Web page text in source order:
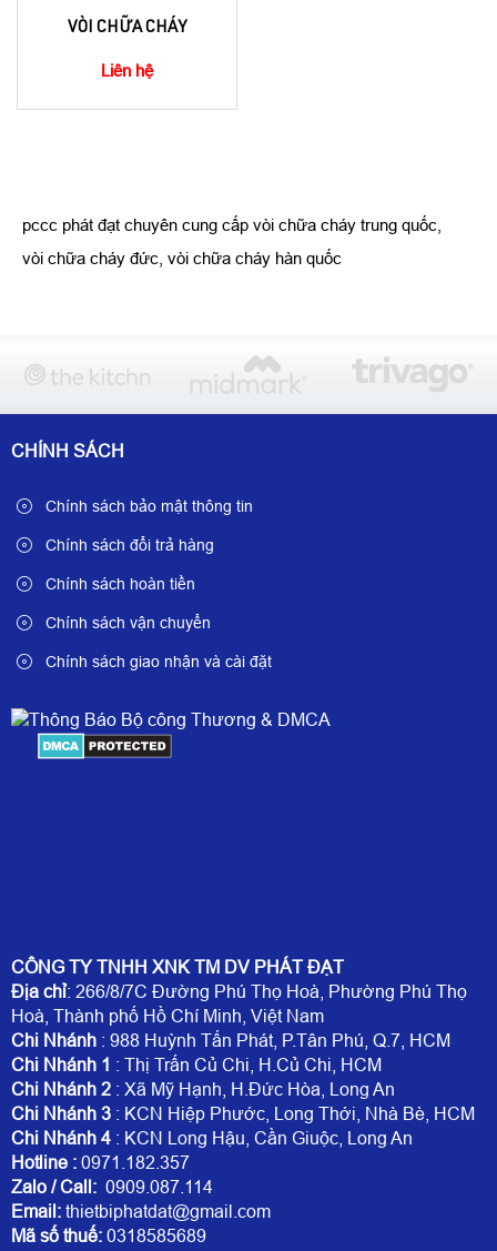
VÒI CHỮA CHÁY
Liên hệ
pccc phát đạt chuyên cung cấp vòi chữa cháy trung quốc,
vòi chữa cháy đức, vòi chữa cháy hàn quốc
CÔNG TY TNHH XNK TM DV PHÁT ĐẠT
Địa chỉ: 266/8/7C Đường Phú Thọ Hoà, Phường Phú Thọ
Hoà, Thành phố Hồ Chí Minh, Việt Nam
Chi Nhánh : 988 Huỳnh Tấn Phát, P.Tân Phú, Q.7, HCM
Chi Nhánh 1 : Thị Trấn Củ Chi, H.Củ Chi, HCM
Chi Nhánh 2 : Xã Mỹ Hạnh, H.Đức Hòa, Long An
Chi Nhánh 3 : KCN Hiệp Phước, Long Thới, Nhà Bè, HCM
Chi Nhánh 4 : KCN Long Hậu, Cần Giuộc, Long An
Hotline : 0971.182.357
Zalo / Call: 0909.087.114
Email: thietbiphatdat@gmail.com
Mã số thuế: 0318585689
CHÍNH SÁCH
Chính sách bảo mật thông tin
Chính sách đổi trả hàng
Chính sách hoàn tiền
Chính sách vận chuyển
Chính sách giao nhận và cài đặt